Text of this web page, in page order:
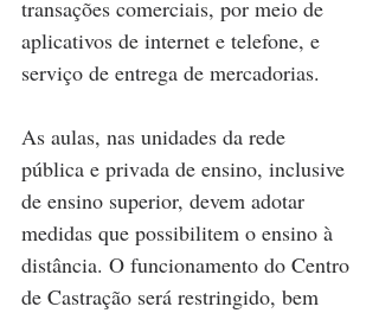
transações comerciais, por meio de
aplicativos de internet e telefone, e
serviço de entrega de mercadorias.
As aulas, nas unidades da rede
pública e privada de ensino, inclusive
de ensino superior, devem adotar
medidas que possibilitem o ensino à
distância. O funcionamento do Centro
de Castração será restringido, bem